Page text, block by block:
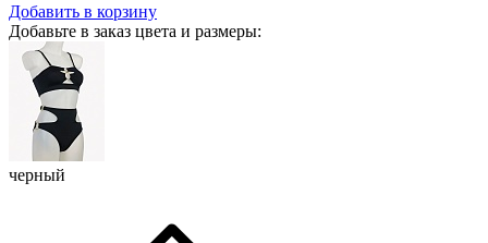
Добавить в корзину
Добавьте в заказ цвета и размеры:
черный